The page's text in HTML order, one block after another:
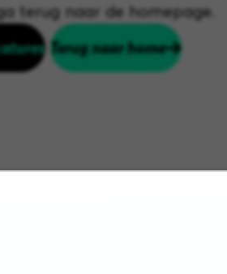
terug naar de homepage.
Terug naar home